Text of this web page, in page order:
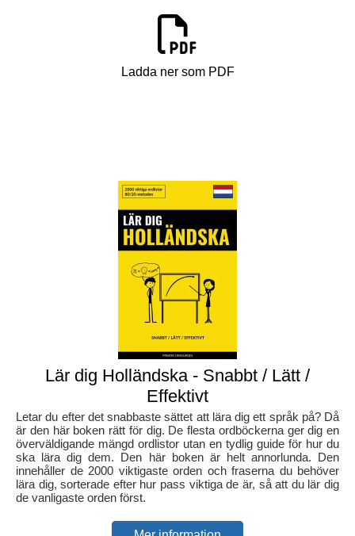
Ladda ner som PDF
Lär dig Holländska - Snabbt / Lätt /
Effektivt
Letar du efter det snabbaste sättet att lära dig ett språk på? Då
är den här boken rätt för dig. De flesta ordböckerna ger dig en
överväldigande mängd ordlistor utan en tydlig guide för hur du
ska lära dig dem. Den här boken är helt annorlunda. Den
innehåller de 2000 viktigaste orden och fraserna du behöver
lära dig, sorterade efter hur pass viktiga de är, så att du lär dig
de vanligaste orden först.